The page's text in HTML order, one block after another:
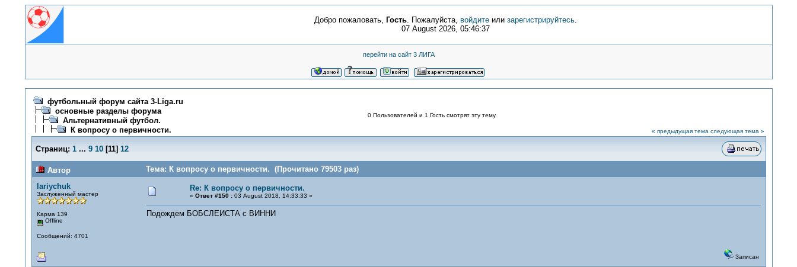
Добро пожаловать, Гость. Пожалуйста, войдите или зарегистрируйтесь.
07 August 2026, 05:46:37
перейти на сайт 3 ЛИГА
футбольный форум сайта 3-Liga.ru
основные разделы форума
Альтернативный футбол.
К вопросу о первичности.
0 Пользователей и 1 Гость смотрят эту тему.
« предыдущая тема следующая тема »
Страниц: 1 ... 9 10[11] 12
Автор
Тема: К вопросу о первичности. (Прочитано 79503 раз)
lariychuk
Заслуженный мастер
Карма 139
Offline
Сообщений: 4701
Re: К вопросу о первичности.
« Ответ #150 :03 August 2018, 14:33:33 »
Подождем БОБСЛЕИСТА с ВИННИ
Записан